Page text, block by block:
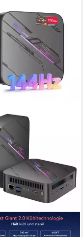
AMD Ryzen 5